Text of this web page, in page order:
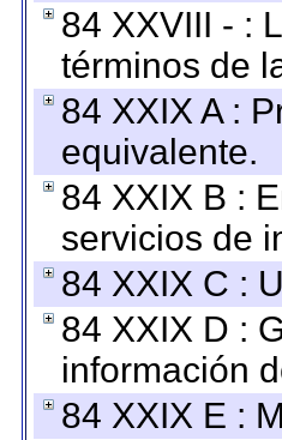
84 XXVIII - :
términos de
84 XXIX A :
equivalente.
84 XXIX B :
servicios de
84 XXIX C :
84 XXIX D :
información
84 XXIX E :